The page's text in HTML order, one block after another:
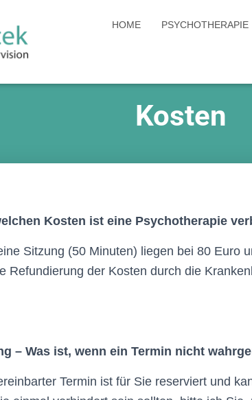
HOME PSYCHOTHERAPIE
Kosten
Kosten ist eine Psychotherapie
Sitzung (50 Minuten) liegen bei 80 Euro
Refundierung der Kosten durch die
– Was ist, wenn ein Termin nicht
Termin ist für Sie reserviert und